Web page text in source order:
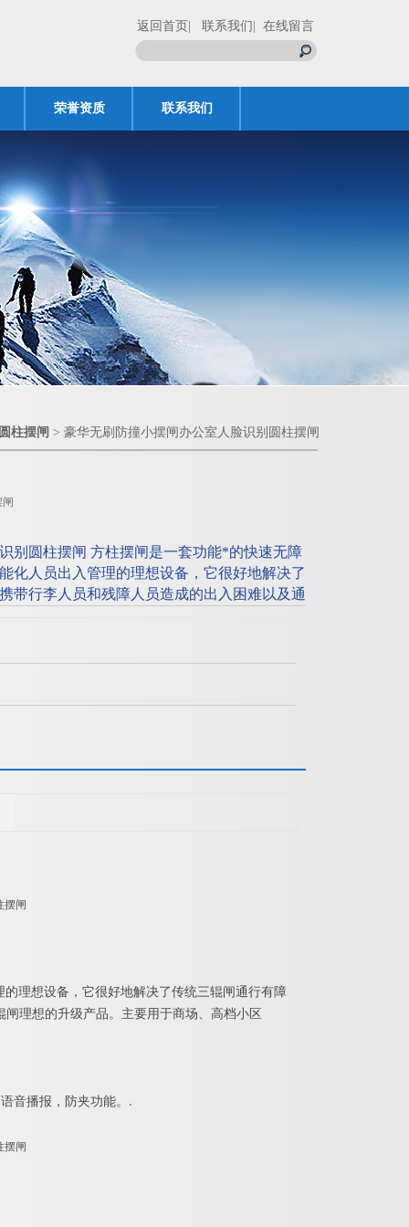
返回首页 | 联系我们 | 在线留言
荣誉资质 联系我们
柱摆闸 > 豪华无刷防撞小摆闸办公室人脸识别圆柱摆闸
别圆柱摆闸 方柱摆闸是一套功能*的快速无障
化人员出入管理的理想设备，它很好地解决了
带行李人员和残障人员造成的出入困难以及通
理想设备，它很好地解决了传统三辊闸通行有障
理想的升级产品。主要用于商场、高档小区
语音播报，防夹功能。 .